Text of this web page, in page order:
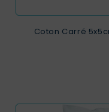
Coton Carré